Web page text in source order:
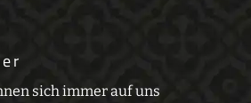
sich immer auf uns